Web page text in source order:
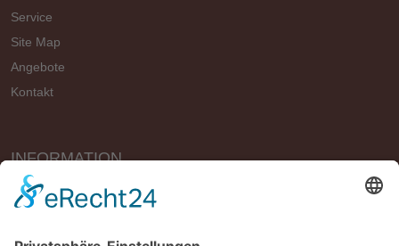
Service
Site Map
Angebote
Kontakt
INFORMATION
Vertrag widerrufen
Geschäftsbedingungen (AGB)